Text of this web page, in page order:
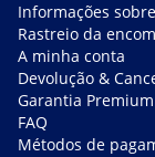
Informações
Rastreio da
A minha conta
Devolução &
Garantia Premium
FAQ
Métodos de